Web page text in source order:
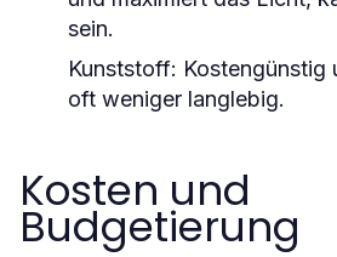
sein.
Kunststoff: Kostengünstig
oft weniger langlebig.
Kosten und
Budgetierung